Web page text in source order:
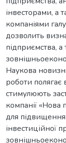
інвесторами, а
компаніями
дозволить
підприємства,
Наукова
роботи полягає
стимулюють
компанії «Нова
для підвищення
інвестиційної